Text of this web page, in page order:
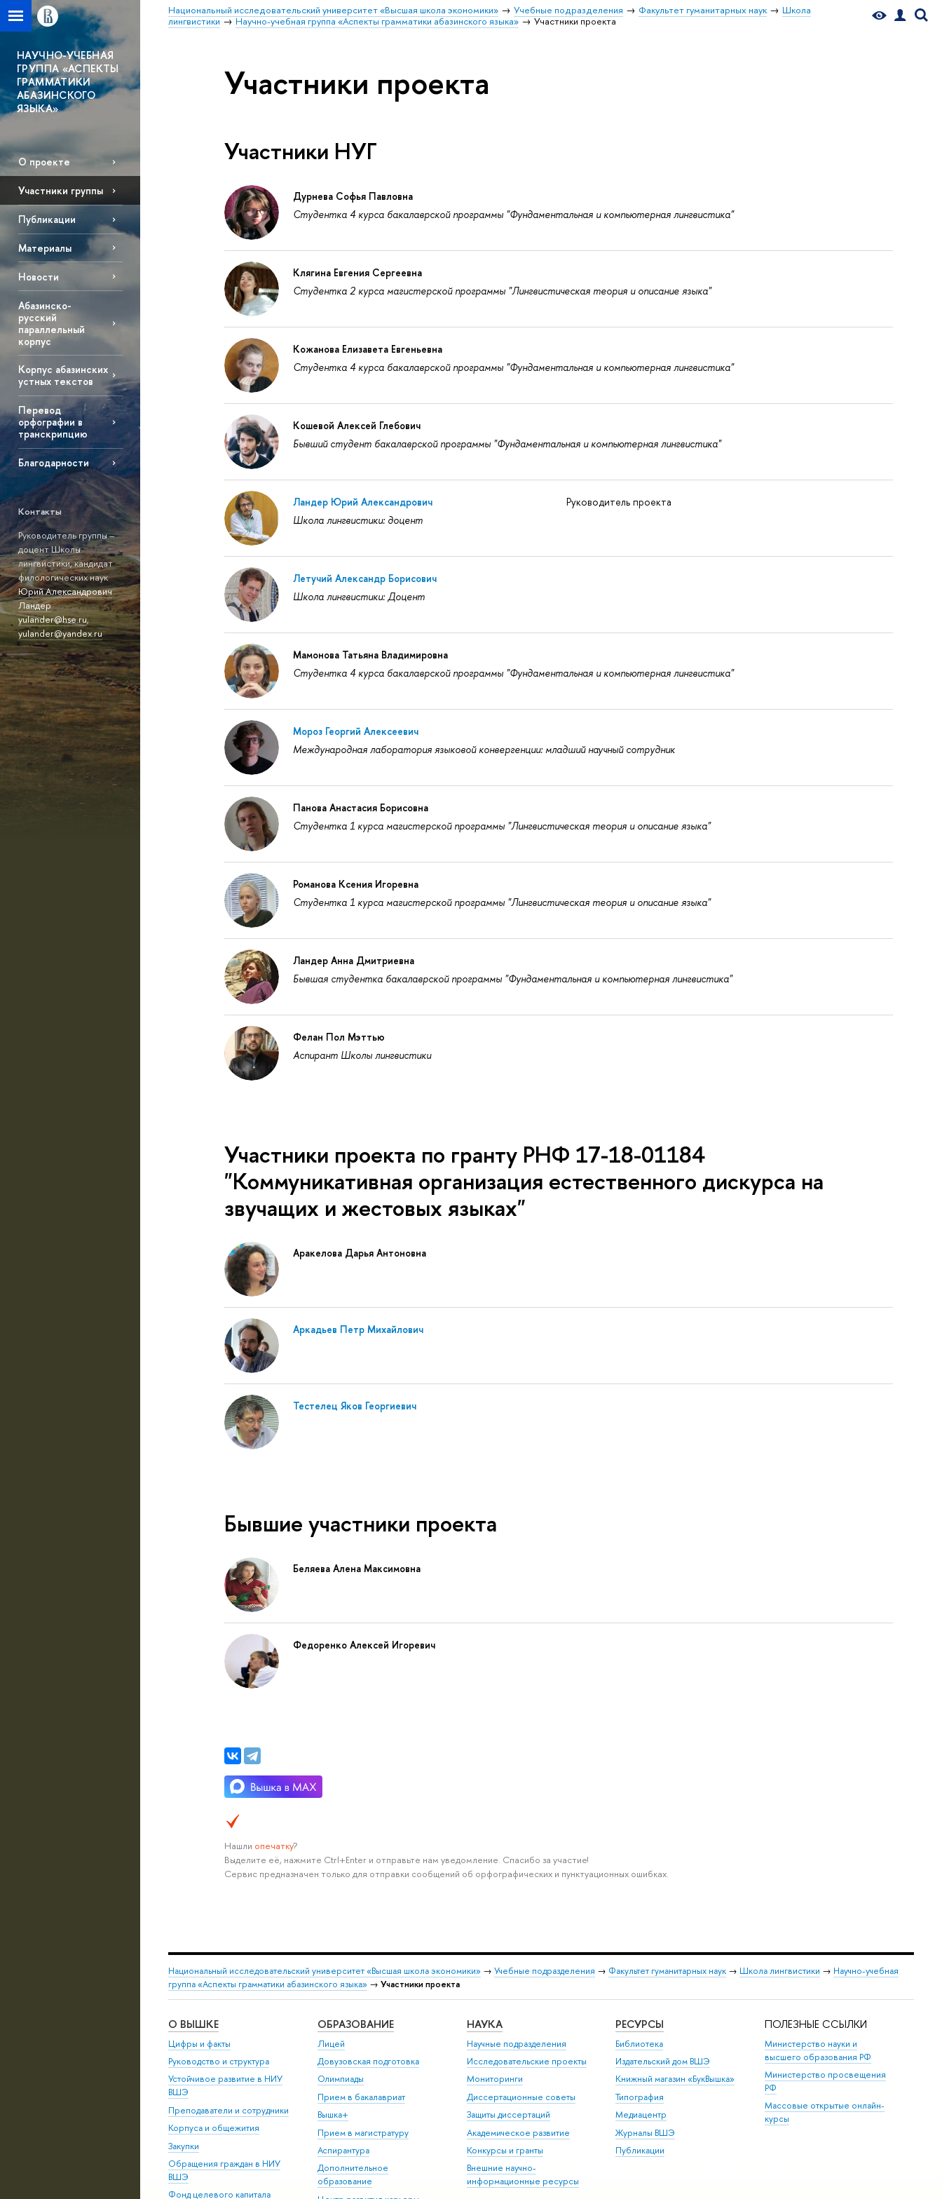
Национальный исследовательский университет «Высшая школа экономики» Учебные подразделения Факультет гуманитарных наук
Школа
лингвистики
Научно-учебная группа «Аспекты грамматики абазинского языка» Участники проекта
НАУЧНО-УЧЕБНАЯ
ГРУППА «АСПЕКТЫ
ГРАММАТИКИ
АБАЗИНСКОГО
ЯЗЫКА»
О проекте
Участники группы
Публикации
Материалы
Новости
Абазинско-
русский
параллельный
корпус
Корпус абазинских
устных текстов
Перевод
орфографии в
транскрипцию
Благодарности
Контакты
Руководитель группы –
доцент Школы
лингвистики, кандидат
филологических наук
Юрий Александрович
Ландер
yulander@hse.ru,
yulander@yandex.ru
Участники проекта
Участники НУГ
Дурнева Софья Павловна
Студентка 4 курса бакалаврской программы "Фундаментальная и компьютерная лингвистика"
Клягина Евгения Сергеевна
Студентка 2 курса магистерской программы "Лингвистическая теория и описание языка"
Кожанова Елизавета Евгеньевна
Студентка 4 курса бакалаврской программы "Фундаментальная и компьютерная лингвистика"
Кошевой Алексей Глебович
Бывший студент бакалаврской программы "Фундаментальная и компьютерная лингвистика"
Ландер Юрий Александрович
Школа лингвистики: доцент
Руководитель проекта
Летучий Александр Борисович
Школа лингвистики: Доцент
Мамонова Татьяна Владимировна
Студентка 4 курса бакалаврской программы "Фундаментальная и компьютерная лингвистика"
Мороз Георгий Алексеевич
Международная лаборатория языковой конвергенции: младший научный сотрудник
Панова Анастасия Борисовна
Студентка 1 курса магистерской программы "Лингвистическая теория и описание языка"
Романова Ксения Игоревна
Студентка 1 курса магистерской программы "Лингвистическая теория и описание языка"
Ландер Анна Дмитриевна
Бывшая студентка бакалаврской программы "Фундаментальная и компьютерная лингвистика"
Фелан Пол Мэттью
Аспирант Школы лингвистики
Участники проекта по гранту РНФ 17-18-01184
"Коммуникативная организация естественного дискурса на
звучащих и жестовых языках"
Аракелова Дарья Антоновна
Аркадьев Петр Михайлович
Тестелец Яков Георгиевич
Бывшие участники проекта
Беляева Алена Максимовна
Федоренко Алексей Игоревич
Нашли опечатку?
Выделите её, нажмите Ctrl+Enter и отправьте нам уведомление. Спасибо за участие!
Сервис предназначен только для отправки сообщений об орфографических и пунктуационных ошибках.
Национальный исследовательский университет «Высшая школа экономики» → Учебные подразделения → Факультет гуманитарных наук → Школа лингвистики → Научно-учебная
группа «Аспекты грамматики абазинского языка» → Участники проекта
О ВЫШКЕ
Цифры и факты
Руководство и структура
Устойчивое развитие в НИУ
ВШЭ
Преподаватели и сотрудники
Корпуса и общежития
Закупки
Обращения граждан в НИУ
ВШЭ
Фонд целевого капитала
ОБРАЗОВАНИЕ
Лицей
Довузовская подготовка
Олимпиады
Прием в бакалавриат
Вышка+
Прием в магистратуру
Аспирантура
Дополнительное
образование
НАУКА
Научные подразделения
Исследовательские проекты
Мониторинги
Диссертационные советы
Защиты диссертаций
Академическое развитие
Конкурсы и гранты
Внешние научно-
информационные ресурсы
РЕСУРСЫ
Библиотека
Издательский дом ВШЭ
Книжный магазин «БукВышка»
Типография
Медиацентр
Журналы ВШЭ
Публикации
ПОЛЕЗНЫЕ ССЫЛКИ
Министерство науки и
высшего образования РФ
Министерство просвещения
РФ
Массовые открытые онлайн-
курсы